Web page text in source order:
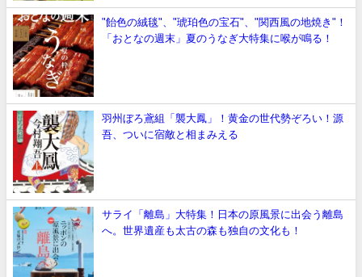
"飴色の絨毯"、"琥珀色の宝石"、"関西風の地焼き"！
「おとなの週末」夏のうなぎ大特集に喉が鳴る！
羽州ぼろ鳶組「襲大鳳」！黄金の世代勢ぞろい！源
吾、ついに宿敵と相まみえる
サライ「離島」大特集！日本の原風景に出会う離島
へ。世界遺産も太古の森も独自の文化も！